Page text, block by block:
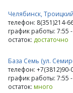
Челябинск, Троицкий
телефон: 8(351)214-
график работы: 7:55
остаток: достаточно
База Семь (ул.
телефон: +7(3812)90-
график работы: 7:55
остаток: много